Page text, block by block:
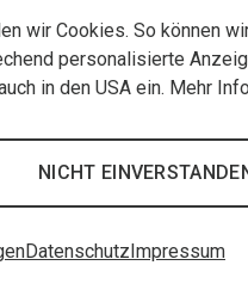
wir Cookies. So können
personalisierte
in den USA ein. Mehr
NICHT
Datenschutz Impressum